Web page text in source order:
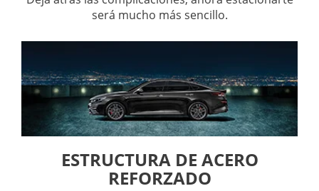
será mucho más sencillo.
ESTRUCTURA DE ACERO
REFORZADO